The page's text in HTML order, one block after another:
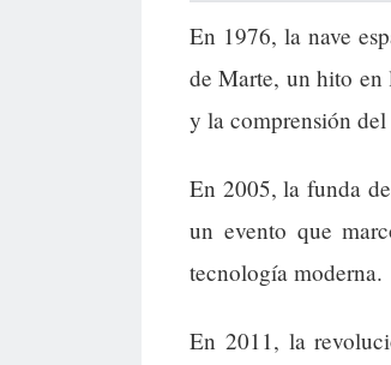
En 1976, la nave
de Marte, un hito en
y la comprensión
En 2005, la funda
un evento que
tecnología moderna.
En 2011, la